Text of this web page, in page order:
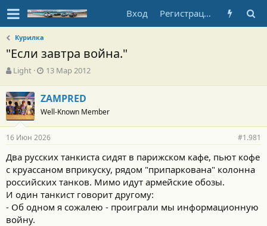
Вход Регистрация
Курилка
"Если завтра война."
А
т
о
р
т
е
м
ы
Light
Д
а
н
ч
а
л
а
13 Мар 2012
ZAMPRED
Well-Known Member
16 Июн 2026 #1.981
Два русских танкиста сидят в парижском кафе, пьют кофе
с круассаном вприкуску, рядом "припаркована" колонна
российских танков. Мимо идут армейские обозы.
И один танкист говорит другому:
- Об одном я сожалею - проиграли мы информационную
войну.